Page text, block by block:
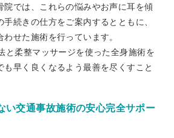
院では、これらの悩みやお声に耳を傾
続きの仕方をご案内するとともに、
せた施術を行っています。
と柔整マッサージを使った全身施術を
も早く良くなるよう最善を尽くすこと
交通事故施術の安心完全サポー